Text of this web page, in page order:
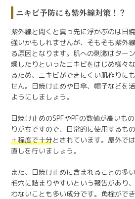
ニキビ予防にも紫外線対策！？
紫外線と聞くと真っ先に浮かぶのは日
強いかもしれませんが、そもそも紫外
る原因となります。肌への刺激はター
燥したりといったニキビをはじめ様々
るため、ニキビができにくい肌作りに
せん。日焼け止めや日傘、帽子などを
ようにしましょう。
日焼け止めのSPFやPFの数値が高いも
りがちですので、日常的に使用するも
＋程度で十分とされています。屋外で
直しを行いましょう。
また、日焼け止めに含まれることの多
毛穴に詰まりやすいという報告があり
わないことも多い成分です。角栓がで